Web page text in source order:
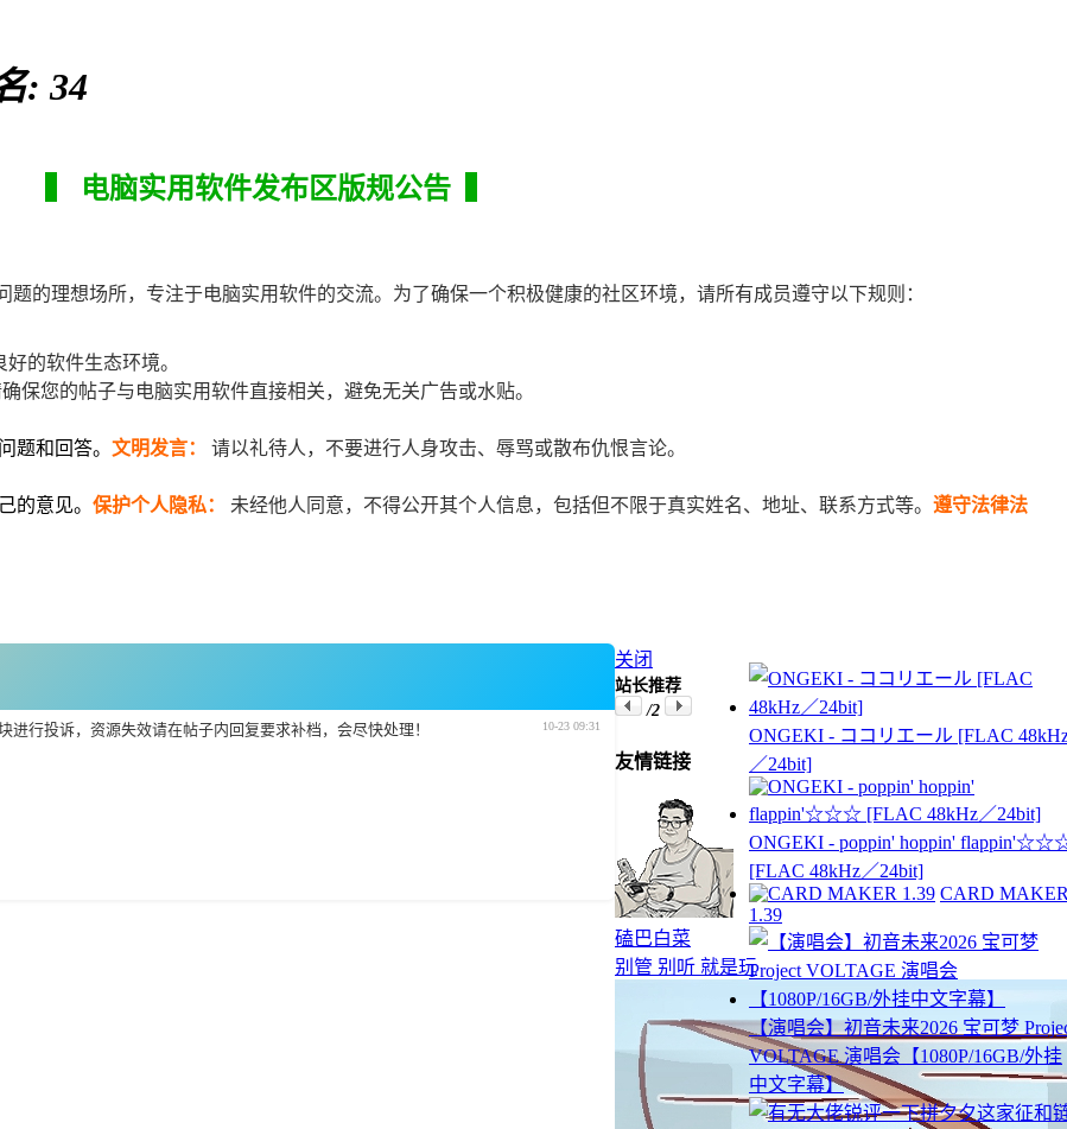
:34
▍ 电脑实用软件发布区版规公告 ▍
题的理想场所，专注于电脑实用软件的交流。为了确保一个积极健康的社区环境，请所有成员遵守以下规则：
的软件生态环境。
保您的帖子与电脑实用软件直接相关，避免无关广告或水贴。
题和回答。 文明发言：
请以礼待人，不要进行人身攻击、辱骂或散布仇恨言论。
的意见。 保护个人隐私： 未经他人同意，不得公开其个人信息，包括但不限于真实姓名、地址、联系方式等。 遵守法律法
行投诉，资源失效请在帖子内回复要求补档，会尽快处理！ 10-23 09:31
ONGEKI - ココリエール [FLAC
／24bit]
ONGEKI - poppin' hoppin'
[FLAC 48kHz／24bit]
CARD
1.39
【演唱会】初音未来2026 宝可梦
VOLTAGE 演唱会【1080P/16GB/外挂
中文字幕】
关闭
站长推荐
/2
友情链接
磕巴白菜
别管 别听 就是玩